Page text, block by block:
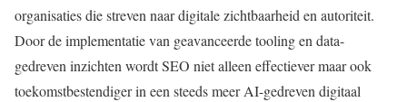
organisaties die streven naar digitale zichtbaarheid en autoriteit.
Door de implementatie van geavanceerde tooling en data-
gedreven inzichten wordt SEO niet alleen effectiever maar ook
toekomstbestendiger in een steeds meer AI-gedreven digitaal